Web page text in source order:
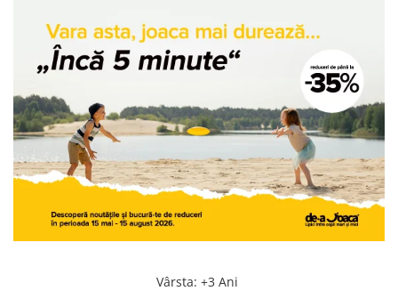
Jocuri Origami
Jocuri si jucarii educative
Jocuri STEAM
Jucarii interactive
Jucarii muzicale
Jucării ȋndemânare
Masinute si trenulete
Roboti de jucarie
Vârsta: +3 Ani